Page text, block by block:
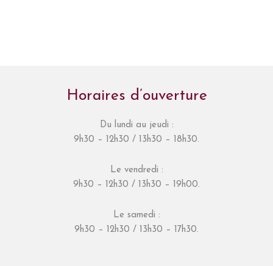
Horaires d’ouverture
Du lundi au jeudi :
9h30 – 12h30 / 13h30 – 18h30.
Le vendredi :
9h30 – 12h30 / 13h30 – 19h00.
Le samedi :
9h30 – 12h30 / 13h30 – 17h30.